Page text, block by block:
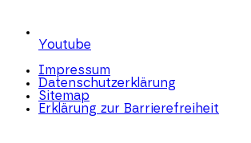
Youtube
Impressum
Datenschutzerklärung
Sitemap
Erklärung zur Barrierefreiheit